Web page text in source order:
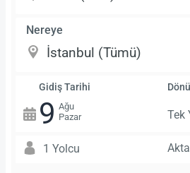
Nereye
Gidiş Tarihi
9 Ağu
Pazar
Tek
1 Yolcu